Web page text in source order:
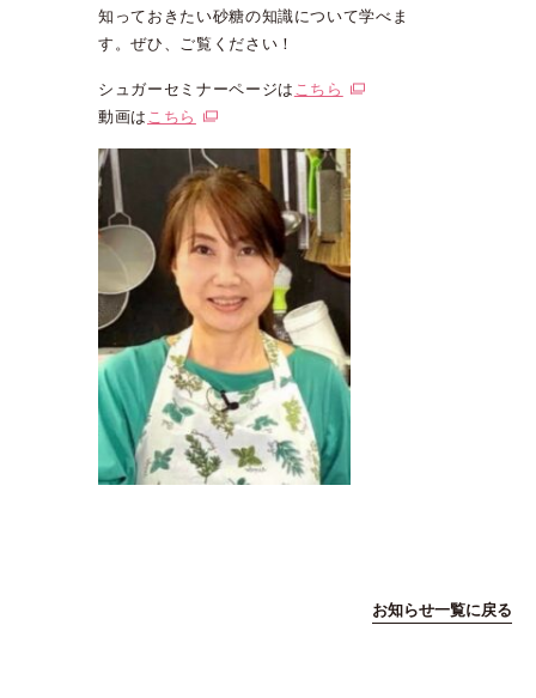
知っておきたい砂糖の知識について学べま
す。ぜひ、ご覧ください！
シュガーセミナーページは こちら
動画は こちら
お知らせ一覧に戻る